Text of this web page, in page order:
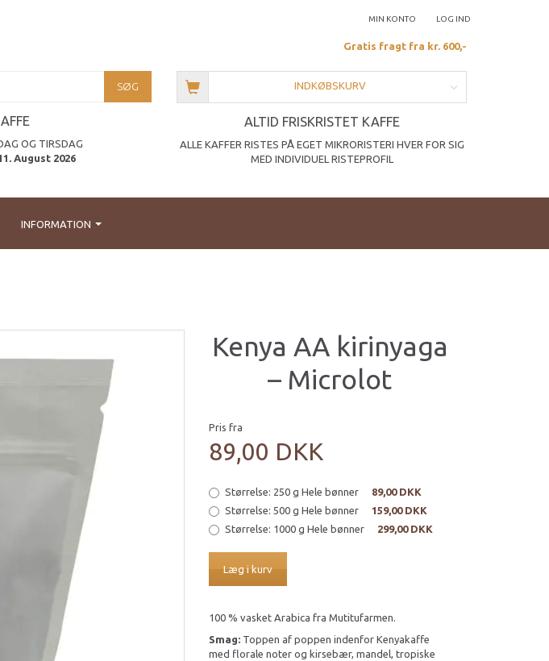
LOG IND
MIN KONTO
Gratis fragt fra kr. 600,-
SØG
OG TIRSDAG
August 2026
INDKØBSKURV
ALTID FRISKRISTET KAFFE
ALLE KAFFER RISTES PÅ EGET MIKRORISTERI HVER FOR SIG
MED INDIVIDUEL RISTEPROFIL
INFORMATION
Kenya AA kirinyaga
– Microlot
Pris fra
89,00 DKK
Størrelse: 250 g Hele bønner
89,00 DKK
Størrelse: 500 g Hele bønner
159,00 DKK
Størrelse: 1000 g Hele bønner 299,00 DKK
Læg i kurv
100 % vasket Arabica fra Mutitufarmen.
Smag: Toppen af poppen indenfor Kenyakaffe
med florale noter og kirsebær, mandel, tropiske